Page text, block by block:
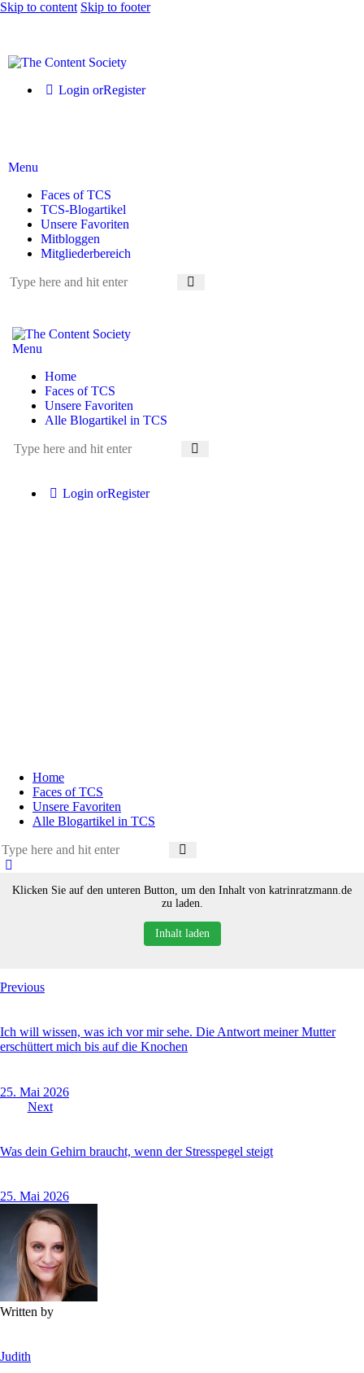
Skip to content Skip to footer
Login orRegister
Menu
Faces of TCS
TCS-Blogartikel
Unsere Favoriten
Mitbloggen
Mitgliederbereich
Menu
Home
Faces of TCS
Unsere Favoriten
Alle Blogartikel in TCS
Login orRegister
Home
Faces of TCS
Unsere Favoriten
Alle Blogartikel in TCS
Klicken Sie auf den unteren Button, um den Inhalt von katrinratzmann.de
zu laden.
Inhalt laden
Previous
Ich will wissen, was ich vor mir sehe. Die Antwort meiner Mutter
erschüttert mich bis auf die Knochen
25. Mai 2026
Next
Was dein Gehirn braucht, wenn der Stresspegel steigt
25. Mai 2026
Written by
Judith